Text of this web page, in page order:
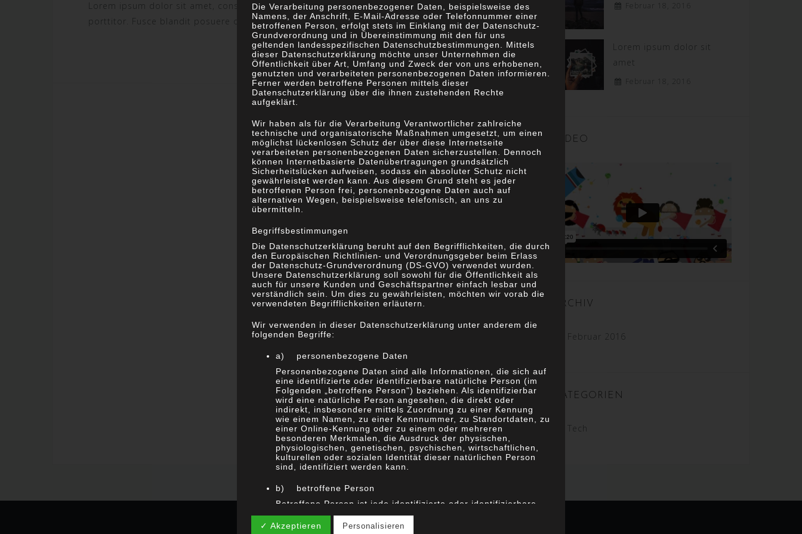
Lorem ipsum dolor sit amet, consectetur adipiscing elit. Nunc maximus vitae sapien rutrum
porttitor. Fusce blandit posuere odio nec eleifend.
Februar 18, 2016
Lorem ipsum dolor sit
amet
Februar 18, 2016
VIDEO
ARCHIV
Februar 2016
KATEGORIEN
Tech
Die Verarbeitung personenbezogener Daten, beispielsweise des
Namens, der Anschrift, E-Mail-Adresse oder Telefonnummer einer
betroffenen Person, erfolgt stets im Einklang mit der Datenschutz-
Grundverordnung und in Übereinstimmung mit den für uns
geltenden landesspezifischen Datenschutzbestimmungen. Mittels
dieser Datenschutzerklärung möchte unser Unternehmen die
Öffentlichkeit über Art, Umfang und Zweck der von uns erhobenen,
genutzten und verarbeiteten personenbezogenen Daten informieren.
Ferner werden betroffene Personen mittels dieser
Datenschutzerklärung über die ihnen zustehenden Rechte
aufgeklärt.
Wir haben als für die Verarbeitung Verantwortlicher zahlreiche
technische und organisatorische Maßnahmen umgesetzt, um einen
möglichst lückenlosen Schutz der über diese Internetseite
verarbeiteten personenbezogenen Daten sicherzustellen. Dennoch
können Internetbasierte Datenübertragungen grundsätzlich
Sicherheitslücken aufweisen, sodass ein absoluter Schutz nicht
gewährleistet werden kann. Aus diesem Grund steht es jeder
betroffenen Person frei, personenbezogene Daten auch auf
alternativen Wegen, beispielsweise telefonisch, an uns zu
übermitteln.
Begriffsbestimmungen
Die Datenschutzerklärung beruht auf den Begrifflichkeiten, die durch
den Europäischen Richtlinien- und Verordnungsgeber beim Erlass
der Datenschutz-Grundverordnung (DS-GVO) verwendet wurden.
Unsere Datenschutzerklärung soll sowohl für die Öffentlichkeit als
auch für unsere Kunden und Geschäftspartner einfach lesbar und
verständlich sein. Um dies zu gewährleisten, möchten wir vorab die
verwendeten Begrifflichkeiten erläutern.
Wir verwenden in dieser Datenschutzerklärung unter anderem die
folgenden Begriffe:
a) personenbezogene Daten
Personenbezogene Daten sind alle Informationen, die sich auf
eine identifizierte oder identifizierbare natürliche Person (im
Folgenden „betroffene Person") beziehen. Als identifizierbar
wird eine natürliche Person angesehen, die direkt oder
indirekt, insbesondere mittels Zuordnung zu einer Kennung
wie einem Namen, zu einer Kennnummer, zu Standortdaten, zu
einer Online-Kennung oder zu einem oder mehreren
besonderen Merkmalen, die Ausdruck der physischen,
physiologischen, genetischen, psychischen, wirtschaftlichen,
kulturellen oder sozialen Identität dieser natürlichen Person
sind, identifiziert werden kann.
b) betroffene Person
Betroffene Person ist jede identifizierte oder identifizierbare
für die Verarbeitung Verantwortlichen verarbeitet werden.
✓ Akzeptieren Personalisieren